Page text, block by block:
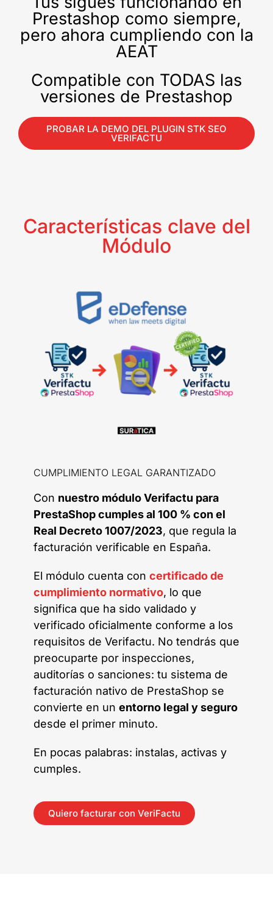
Prestashop como siempre,
pero ahora cumpliendo con la
AEAT
Compatible con TODAS las
versiones de Prestashop
PROBAR LA DEMO DEL PLUGIN STK SEO
VERIFACTU
Características clave del
Módulo
CUMPLIMIENTO LEGAL GARANTIZADO
Con nuestro módulo Verifactu para
PrestaShop cumples al 100 % con el
Real Decreto 1007/2023, que regula la
facturación verificable en España.
El módulo cuenta con certificado de
cumplimiento normativo, lo que
significa que ha sido validado y
verificado oficialmente conforme a los
requisitos de Verifactu. No tendrás que
preocuparte por inspecciones,
auditorías o sanciones: tu sistema de
facturación nativo de PrestaShop se
convierte en un entorno legal y seguro
desde el primer minuto.
En pocas palabras: instalas, activas y
cumples.
Quiero facturar con VeriFactu